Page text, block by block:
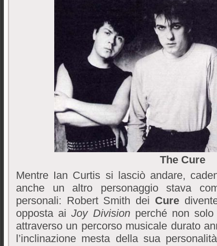
The Cure
Mentre Ian Curtis si lasciò andare,
anche un altro personaggio stava
personali: Robert Smith dei Cure
opposta aiJoy Divisionperché non solo
attraverso un percorso musicale durato
l’inclinazione mesta della sua